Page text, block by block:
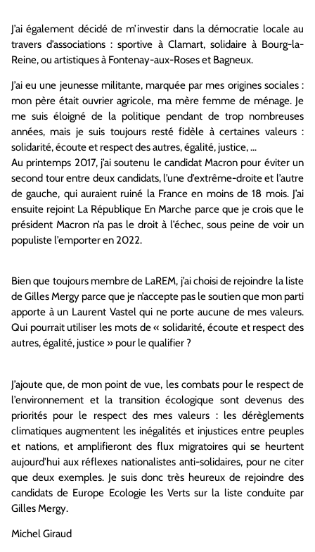
J’ai également décidé de m’investir dans la démocratie locale au
travers d’associations : sportive à Clamart, solidaire à Bourg-la-
Reine, ou artistiques à Fontenay-aux-Roses et Bagneux.
J’ai eu une jeunesse militante, marquée par mes origines sociales :
mon père était ouvrier agricole, ma mère femme de ménage. Je
me suis éloigné de la politique pendant de trop nombreuses
années, mais je suis toujours resté fidèle à certaines valeurs :
solidarité, écoute et respect des autres, égalité, justice, …
Au printemps 2017, j’ai soutenu le candidat Macron pour éviter un
second tour entre deux candidats, l’une d’extrême-droite et l’autre
de gauche, qui auraient ruiné la France en moins de 18 mois. J’ai
ensuite rejoint La République En Marche parce que je crois que le
président Macron n’a pas le droit à l’échec, sous peine de voir un
populiste l’emporter en 2022.
Bien que toujours membre de LaREM, j’ai choisi de rejoindre la liste
de Gilles Mergy parce que je n’accepte pas le soutien que mon parti
apporte à un Laurent Vastel qui ne porte aucune de mes valeurs.
Qui pourrait utiliser les mots de « solidarité, écoute et respect des
autres, égalité, justice » pour le qualifier ?
J’ajoute que, de mon point de vue, les combats pour le respect de
l’environnement et la transition écologique sont devenus des
priorités pour le respect des mes valeurs : les dérèglements
climatiques augmentent les inégalités et injustices entre peuples
et nations, et amplifieront des flux migratoires qui se heurtent
aujourd’hui aux réflexes nationalistes anti-solidaires, pour ne citer
que deux exemples. Je suis donc très heureux de rejoindre des
candidats de Europe Ecologie les Verts sur la liste conduite par
Gilles Mergy.
Michel Giraud